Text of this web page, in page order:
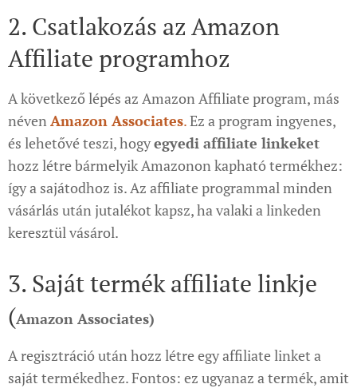
2. Csatlakozás az Amazon
Affiliate programhoz
A következő lépés az Amazon Affiliate program, más
névenAmazon Associates.Ez a program ingyenes,
és lehetővé teszi, hogyegyedi affiliate linkeket
hozz létre bármelyik Amazonon kapható termékhez:
így a sajátodhoz is. Az affiliate programmal minden
vásárlás után jutalékot kapsz, ha valaki a linkeden
keresztül vásárol.
3. Saját termék affiliate linkje
(Amazon Associates)
A regisztráció után hozz létre egy affiliate linket a
saját termékedhez. Fontos: ez ugyanaz a termék, amit